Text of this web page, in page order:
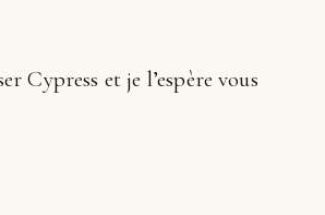
Cypress et je l’espère vous